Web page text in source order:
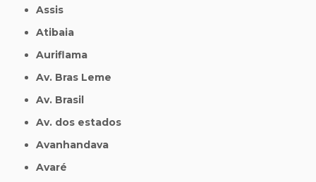
Assis
Atibaia
Auriflama
Av. Bras Leme
Av. Brasil
Av. dos estados
Avanhandava
Avaré